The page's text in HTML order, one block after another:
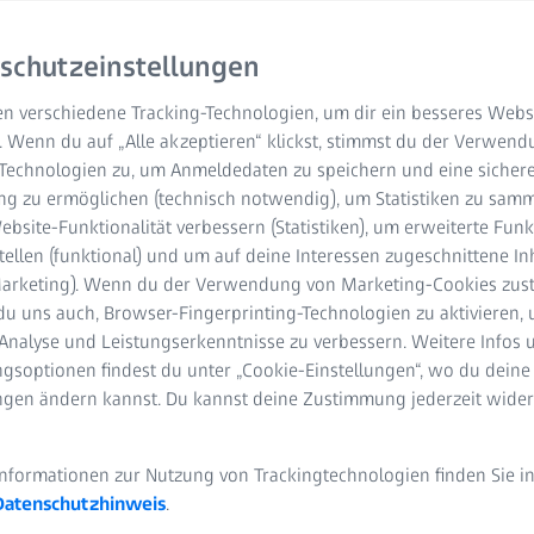
E-Motor-
und Digitalisierung
neuesten Generation von Elektromotoren bietet der Stator
verschiedene Tracking-Technologien, um dir ein besseres
Wenn du auf „Alle akzeptieren“ klickst, stimmst du der
zu, um Anmeldedaten zu speichern und eine sichere
zu ermöglichen (technisch notwendig), um Statistiken zu
Funktionalität verbessern (Statistiken), um erweiterte
(funktional) und um auf deine Interessen zugeschnittene
Wenn du der Verwendung von Marketing-Cookies
uns auch, Browser-Fingerprinting-Technologien zu aktivieren,
und Leistungserkenntnisse zu verbessern. Weitere Infos
findest du unter „Cookie-Einstellungen“, wo du deine
ändern kannst. Du kannst deine Zustimmung jederzeit
zur Nutzung von Trackingtechnologien finden Sie in
.